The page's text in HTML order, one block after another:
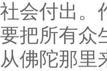
社会付出。
要把所有众
从佛陀那里